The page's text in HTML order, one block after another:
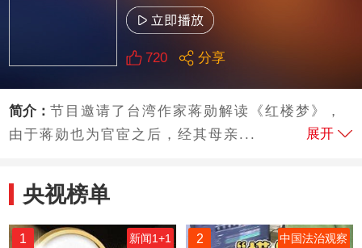
720 分享
简介：节目邀请了台湾作家蒋勋解读《红楼梦》，
由于蒋勋也为官宦之后，经其母亲...
展开
央视榜单
1 新闻1+1 2 中国法治观察